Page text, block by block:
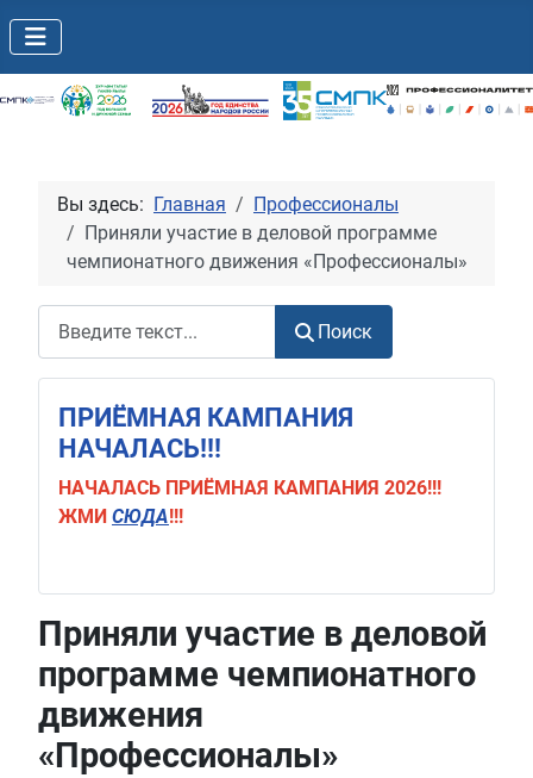
Вы здесь: Главная
Профессионалы
Приняли участие в деловой программе
чемпионатного движения «Профессионалы»
Поиск
ПРИЁМНАЯ КАМПАНИЯ
НАЧАЛАСЬ!!!
НАЧАЛАСЬ ПРИЁМНАЯ КАМПАНИЯ 2026!!!
ЖМИ СЮДА!!!
Приняли участие в деловой
программе чемпионатного
движения
«Профессионалы»